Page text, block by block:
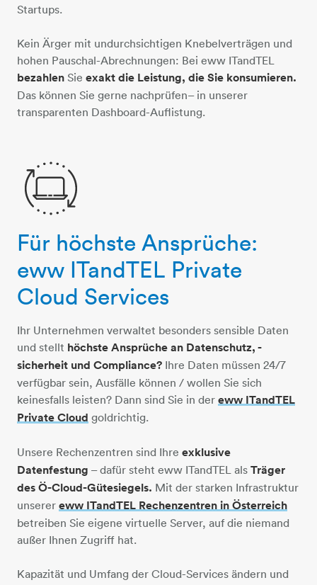
Startups.
Kein Ärger mit undurchsichtigen Knebelverträgen und
hohen Pauschal-Abrechnungen: Bei eww ITandTEL
bezahlen Sie exakt die Leistung, die Sie konsumieren.
Das können Sie gerne nachprüfen– in unserer
transparenten Dashboard-Auflistung.
computer-2-pfeile
Für höchste Ansprüche:
eww ITandTEL Private
Cloud Services
Ihr Unternehmen verwaltet besonders sensible Daten
und stellt höchste Ansprüche an Datenschutz, -
sicherheit und Compliance? Ihre Daten müssen 24/7
verfügbar sein, Ausfälle können / wollen Sie sich
keinesfalls leisten? Dann sind Sie in der eww ITandTEL
Private Cloud goldrichtig.
Unsere Rechenzentren sind Ihre exklusive
Datenfestung – dafür steht eww ITandTEL als Träger
des Ö-Cloud-Gütesiegels. Mit der starken Infrastruktur
unserer eww ITandTEL Rechenzentren in Österreich
betreiben Sie eigene virtuelle Server, auf die niemand
außer Ihnen Zugriff hat.
Kapazität und Umfang der Cloud-Services ändern und